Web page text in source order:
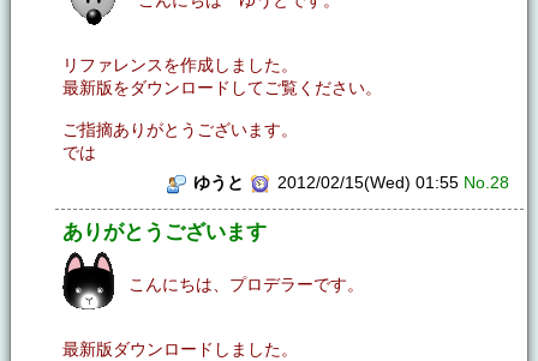
リファレンスを作成しました。
最新版をダウンロードしてご覧ください。
ご指摘ありがとうございます。
では
ゆうと
2012/02/15(Wed) 01:55 No.28
ありがとうございます
こんにちは、プロデラーです。
最新版ダウンロードしました。